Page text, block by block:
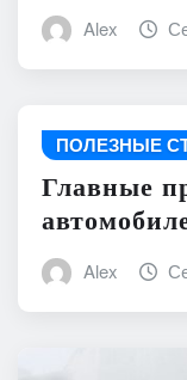
Alex
ПОЛЕЗНЫЕ
Главные
Alex